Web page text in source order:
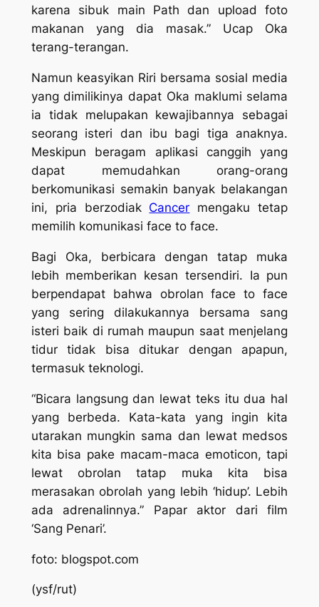
karena sibuk main Path dan upload foto
makanan yang dia masak.” Ucap Oka
terang-terangan.
Namun keasyikan Riri bersama sosial media
yang dimilikinya dapat Oka maklumi selama
ia tidak melupakan kewajibannya sebagai
seorang isteri dan ibu bagi tiga anaknya.
Meskipun beragam aplikasi canggih yang
dapat memudahkan orang-orang
berkomunikasi semakin banyak belakangan
ini, pria berzodiak Cancer mengaku tetap
memilih komunikasi face to face.
Bagi Oka, berbicara dengan tatap muka
lebih memberikan kesan tersendiri. Ia pun
berpendapat bahwa obrolanface to face
yang sering dilakukannya bersama sang
isteri baik di rumah maupun saat menjelang
tidur tidak bisa ditukar dengan apapun,
termasuk teknologi.
“Bicara langsung dan lewat teks itu dua hal
yang berbeda. Kata-kata yang ingin kita
utarakan mungkin sama dan lewat medsos
kita bisa pake macam-maca emoticon, tapi
lewat obrolan tatap muka kita bisa
merasakan obrolah yang lebih ‘hidup’. Lebih
ada adrenalinnya.” Papar aktor dari film
‘Sang Penari’.
foto: blogspot.com
(ysf/rut)